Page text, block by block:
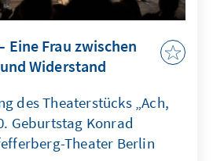
Eine Frau zwischen
Widerstand
des Theaterstücks „Ach,
Geburtstag Konrad
Theater Berlin